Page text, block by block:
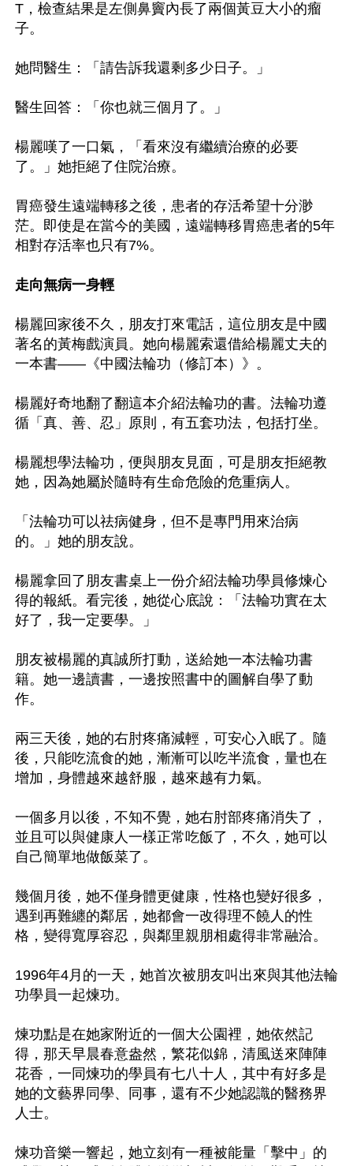
T，檢查結果是左側鼻竇內長了兩個黃豆大小的瘤
子。
她問醫生：「請告訴我還剩多少日子。」
醫生回答：「你也就三個月了。」
楊麗嘆了一口氣，「看來沒有繼續治療的必要
了。」她拒絕了住院治療。
胃癌發生遠端轉移之後，患者的存活希望十分渺
茫。即使是在當今的美國，遠端轉移胃癌患者的5年
相對存活率也只有7%。
走向無病一身輕
楊麗回家後不久，朋友打來電話，這位朋友是中國
著名的黃梅戲演員。她向楊麗索還借給楊麗丈夫的
一本書——《中國法輪功（修訂本）》。
楊麗好奇地翻了翻這本介紹法輪功的書。法輪功遵
循「真、善、忍」原則，有五套功法，包括打坐。
楊麗想學法輪功，便與朋友見面，可是朋友拒絕教
她，因為她屬於隨時有生命危險的危重病人。
「法輪功可以祛病健身，但不是專門用來治病
的。」她的朋友說。
楊麗拿回了朋友書桌上一份介紹法輪功學員修煉心
得的報紙。看完後，她從心底說：「法輪功實在太
好了，我一定要學。」
朋友被楊麗的真誠所打動，送給她一本法輪功書
籍。她一邊讀書，一邊按照書中的圖解自學了動
作。
兩三天後，她的右肘疼痛減輕，可安心入眠了。隨
後，只能吃流食的她，漸漸可以吃半流食，量也在
增加，身體越來越舒服，越來越有力氣。
一個多月以後，不知不覺，她右肘部疼痛消失了，
並且可以與健康人一樣正常吃飯了，不久，她可以
自己簡單地做飯菜了。
幾個月後，她不僅身體更健康，性格也變好很多，
遇到再難纏的鄰居，她都會一改得理不饒人的性
格，變得寬厚容忍，與鄰里親朋相處得非常融洽。
1996年4月的一天，她首次被朋友叫出來與其他法輪
功學員一起煉功。
煉功點是在她家附近的一個大公園裡，她依然記
得，那天早晨春意盎然，繁花似錦，清風送來陣陣
花香，一同煉功的學員有七八十人，其中有好多是
她的文藝界同學、同事，還有不少她認識的醫務界
人士。
煉功音樂一響起，她立刻有一種被能量「擊中」的